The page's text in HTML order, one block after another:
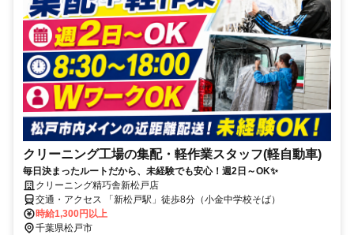
クリーニング工場の集配・軽作業スタッフ(軽自動車)
毎日決まったルートだから、未経験でも安心！週2日～OK✨
クリーニング精巧舎新松戸店
交通・アクセス 「新松戸駅」徒歩8分（小金中学校そば）
時給1,300円以上
千葉県松戸市